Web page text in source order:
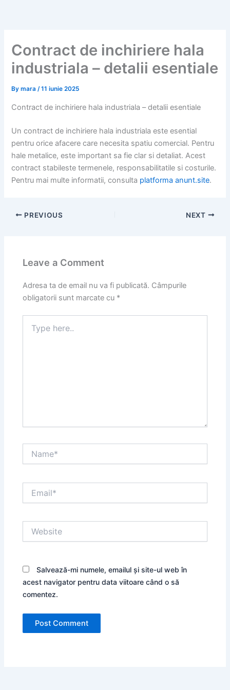
Contract de inchiriere hala
industriala – detalii esentiale
Bymara/11 iunie 2025
Contract de inchiriere hala industriala – detalii esentiale
Un contract de inchiriere hala industriala este esential
pentru orice afacere care necesita spatiu comercial. Pentru
hale metalice, este important sa fie clar si detaliat. Acest
contract stabileste termenele, responsabilitatile si costurile.
Pentru mai multe informatii, consulta platforma anunt.site.
PREVIOUS NEXT
Leave a Comment
Adresa ta de email nu va fi publicată. Câmpurile
obligatorii sunt marcate cu *
here..
Salvează-mi numele, emailul și site-ul web în
acest navigator pentru data viitoare când o să
comentez.